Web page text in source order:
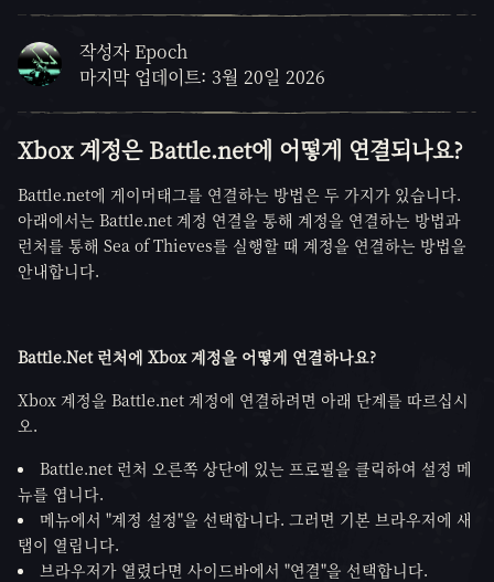
작성자 Epoch
마지막 업데이트: 3월 20일 2026
Xbox 계정은 Battle.net에 어떻게 연결되나요?
Battle.net에 게이머태그를 연결하는 방법은 두 가지가 있습니다.
아래에서는 Battle.net 계정 연결을 통해 계정을 연결하는 방법과
런처를 통해 Sea of Thieves를 실행할 때 계정을 연결하는 방법을
안내합니다.
Battle.Net 런처에 Xbox 계정을 어떻게 연결하나요?
Xbox 계정을 Battle.net 계정에 연결하려면 아래 단계를 따르십시
오.
Battle.net 런처 오른쪽 상단에 있는 프로필을 클릭하여 설정 메
뉴를 엽니다.
메뉴에서 "계정 설정"을 선택합니다. 그러면 기본 브라우저에 새
탭이 열립니다.
브라우저가 열렸다면 사이드바에서 "연결"을 선택합니다.